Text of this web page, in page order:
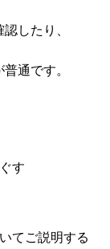
したり、
通です。
す
てご説明する